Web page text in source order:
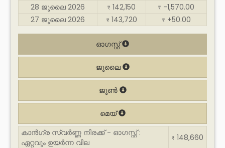
28 ജൂലൈ 2026
₹ 142,150 ₹ -1,570.00
27 ജൂലൈ 2026
₹ 143,720 ₹ +50.00
ഓഗസ്റ്റ്
ജൂലൈ
ജൂൺ
മെയ്
കാൻഗ്ര സ്വർണ്ണ നിരക്ക് - ഓഗസ്റ്റ് :
ഏറ്റവും ഉയർന്ന വില
₹ 148,660